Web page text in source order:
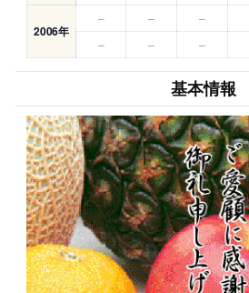
2006年
– – –
–
– –
基本情報